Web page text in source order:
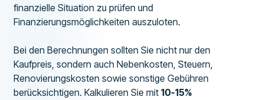
finanzielle Situation zu prüfen und
Finanzierungsmöglichkeiten auszuloten.
Bei den Berechnungen sollten Sie nicht nur den
Kaufpreis, sondern auch Nebenkosten, Steuern,
Renovierungskosten sowie sonstige Gebühren
berücksichtigen. Kalkulieren Sie mit10-15%